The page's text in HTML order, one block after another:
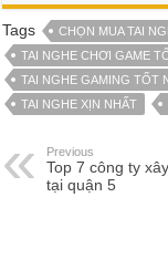
Tags CHỌN MUA TAI
TAI NGHE CHƠI GAME
TAI NGHE GAMING TỐT
TAI NGHE XỊN NHẤT
Previous
Top 7 công ty
tại quận 5